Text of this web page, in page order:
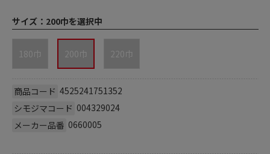
サイズ： 200巾を選択中
180巾 200巾 220巾
商品コード 4525241751352
シモジマコード 004329024
メーカー品番 0660005